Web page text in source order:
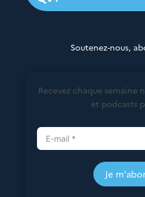
Soutenez-nous,
Recevez chaque semaine
et podcasts
Je